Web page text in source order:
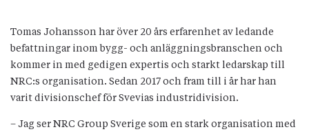
Tomas Johansson har över 20 års erfarenhet av ledande
befattningar inom bygg- och anläggningsbranschen och
kommer in med gedigen expertis och starkt ledarskap till
NRC:s organisation. Sedan 2017 och fram till i år har han
varit divisionschef för Svevias industridivision.
– Jag ser NRC Group Sverige som en stark organisation med